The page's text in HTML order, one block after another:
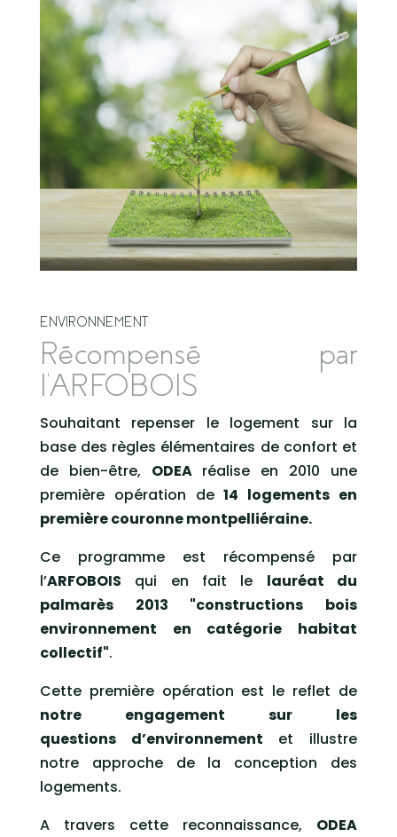
ENVIRONNEMENT
Récompensé par
l'ARFOBOIS
Souhaitant repenser le logement sur la
base des règles élémentaires de confort et
de bien-être, ODEAréalise en 2010 une
première opération de14 logements en
première couronne montpelliéraine.
Ce programme est récompensé par
l’ARFOBOIS qui en fait le lauréat du
palmarès 2013 "constructions bois
environnement en catégorie habitat
collectif".
Cette première opération est le reflet de
notre engagement sur les
questions d’environnement et illustre
notre approche de la conception des
logements.
A travers cette reconnaissance, ODEA